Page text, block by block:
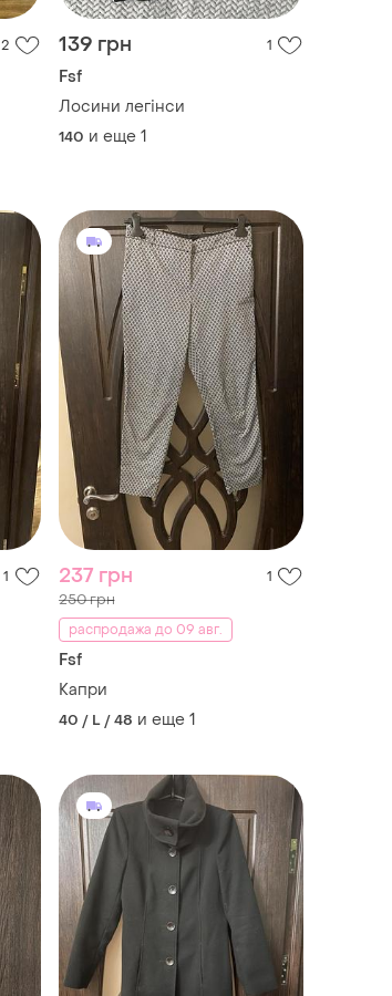
2 139 грн 1
Fsf
Лосини легінси
140 и еще 1
1 237 грн 1
250 грн
распродажа до 09 авг.
Fsf
Капри
40 / L / 48 и еще 1